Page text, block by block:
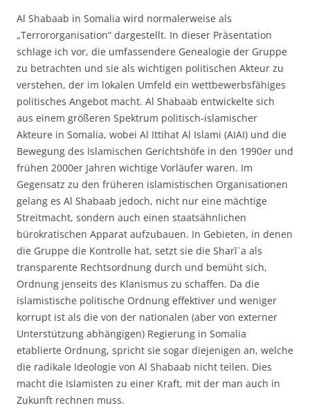
Al Shabaab in Somalia wird normalerweise als
„Terrororganisation“ dargestellt. In dieser Präsentation
schlage ich vor, die umfassendere Genealogie der Gruppe
zu betrachten und sie als wichtigen politischen Akteur zu
verstehen, der im lokalen Umfeld ein wettbewerbsfähiges
politisches Angebot macht. Al Shabaab entwickelte sich
aus einem größeren Spektrum politisch-islamischer
Akteure in Somalia, wobei Al Ittihat Al Islami (AIAI) und die
Bewegung des Islamischen Gerichtshöfe in den 1990er und
frühen 2000er Jahren wichtige Vorläufer waren. Im
Gegensatz zu den früheren islamistischen Organisationen
gelang es Al Shabaab jedoch, nicht nur eine mächtige
Streitmacht, sondern auch einen staatsähnlichen
bürokratischen Apparat aufzubauen. In Gebieten, in denen
die Gruppe die Kontrolle hat, setzt sie die Sharīʿa als
transparente Rechtsordnung durch und bemüht sich,
Ordnung jenseits des Klanismus zu schaffen. Da die
islamistische politische Ordnung effektiver und weniger
korrupt ist als die von der nationalen (aber von externer
Unterstützung abhängigen) Regierung in Somalia
etablierte Ordnung, spricht sie sogar diejenigen an, welche
die radikale Ideologie von Al Shabaab nicht teilen. Dies
macht die Islamisten zu einer Kraft, mit der man auch in
Zukunft rechnen muss.